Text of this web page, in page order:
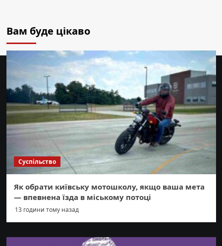
Вам буде цікаво
Суспільство
Як обрати київську мотошколу, якщо ваша мета
— впевнена їзда в міському потоці
13 години тому назад